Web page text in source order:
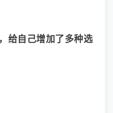
给自己增加了多种选